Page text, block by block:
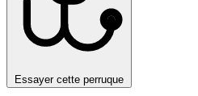
Essayer cette perruque